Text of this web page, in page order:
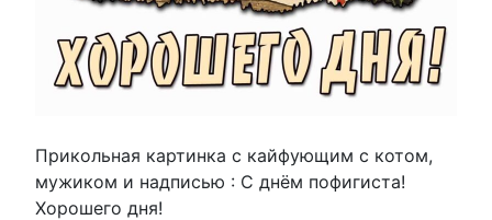
Прикольная картинка с кайфующим с котом,
мужиком и надписью : С днём пофигиста!
Хорошего дня!